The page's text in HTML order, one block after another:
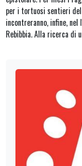
per i tortuosi sentieri del
incontreranno, infine,
Rebibbia. Alla ricerca di